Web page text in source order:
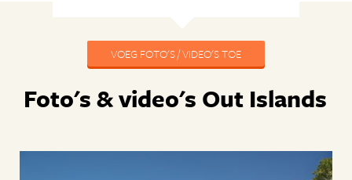
VOEG FOTO'S / VIDEO'S TOE
Foto's & video's Out Islands